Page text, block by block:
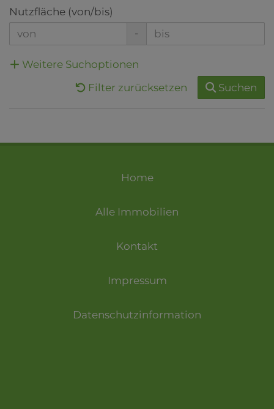
Nutzfläche (von/bis)
-
Weitere Suchoptionen
Filter zurücksetzen
Suchen
Home
Alle Immobilien
Kontakt
Impressum
Datenschutzinformation